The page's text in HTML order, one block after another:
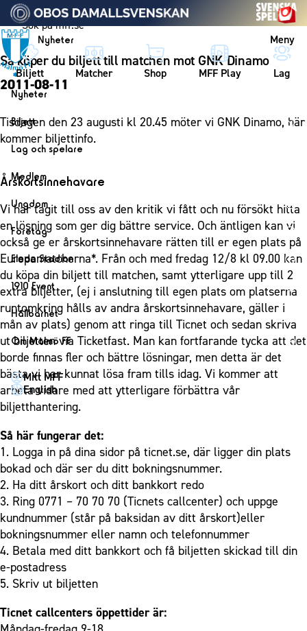
Vidare till innehållet
Nyheter Meny
Biljett Matcher Shop MFF Play Lag
Nyheter
Nyheter
Kalender
Biljett
Biljett
Årskort dam
Mitt MFF
Biljetter till bortamatcher
Biljettvillkor
Lag och spelare
Lag
Spelare
Ledarstab
Damlaget
Spelare
Ledarstab
Medlem
Medlemskap i Malmö FF
Årsmöte 2026
Ungdom
MFF Ungdom
Sommarfotboll
Skånecupen
Fotbollsskolan
Fotbollsnätverket
P19
F19
P17
F17
Företag
Bli företagspartner
Nätverket
Klubbstolar
Partner dam
Eleda Stadion
Eleda Stadion
Erics Bar & Restaurang
Matchdag på Eleda Stadion
MFF-museet & rundvandringar
1910 Event
1910 Event
Fest & Event
Konferens
Möte
Mässa
Julshow
Inspiration
Vanliga frågor om 1910 Event
Hållbarhet
Hållbarhet
Himmelsblå framtid – en match för miljön
MFF i samhället
Laget för alla
Himmelsblå Tillsammans
Karriärakademin
Grundskolefotboll mot rasismer
Skolakademier
Fonder
Om Malmö FF
Om Malmö FF
Kontakt
Press och media
Historik – herrlaget
Historik – damlaget
Närstående organisationer
Policydokument
Personuppgiftspolicy
Mitt MFF
English
Så köper du biljett till matchen mot GNK Dinamo
2011-08-11
Tisdagen den 23 augusti kl 20.45 möter vi GNK Dinamo, här
kommer biljettinfo.
Årskortsinnehavare
Vi har tagit till oss av den kritik vi fått och nu försökt hitta
en lösning som ger dig bättre service. Och äntligen kan vi
också ge er årskortsinnehavare rätten till er egen plats på
Europamatcherna*. Från och med fredag 12/8 kl 09.00 kan
du köpa din biljett till matchen, samt ytterligare upp till 2
extra biljetter, (ej i anslutning till egen plats om platserna
runtomkring hålls av andra årskortsinnehavare, gäller i
mån av plats) genom att ringa till Ticnet och sedan skriva
ut biljetten via Ticketfast. Man kan fortfarande tycka att det
borde finnas fler och bättre lösningar, men detta är det
bästa vi har kunnat lösa fram tills idag. Vi kommer att
arbeta vidare med att ytterligare förbättra vår
biljetthantering.
Så här fungerar det:
1. Logga in på dina sidor på ticnet.se, där ligger din plats
bokad och där ser du ditt bokningsnummer.
2. Ha ditt årskort och ditt bankkort redo
3. Ring 0771 – 70 70 70 (Ticnets callcenter) och uppge
kundnummer (står på baksidan av ditt årskort)eller
bokningsnummer eller namn och telefonnummer
4. Betala med ditt bankkort och få biljetten skickad till din
e-postadress
5. Skriv ut biljetten
Ticnet callcenters öppettider är: